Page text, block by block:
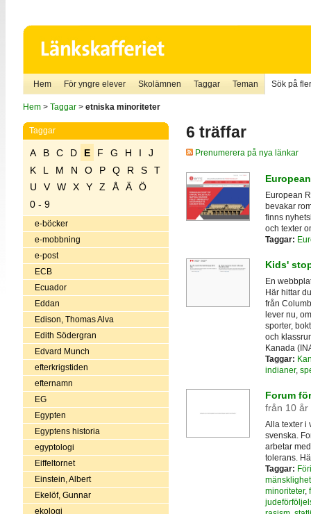
Hem För yngre elever Skolämnen Taggar Teman Sök på
Hem> Taggar> etniska minoriteter
Taggar
A B C D E F G H I
J
K
L M N O P Q R S
T
U
V W X Y Z Å Ä
Ö
0 - 9
e-böcker
e-mobbning
e-post
ECB
Ecuador
Eddan
Edison, Thomas Alva
Edith Södergran
Edvard Munch
efterkrigstiden
efternamn
EG
Egypten
Egyptens historia
egyptologi
Eiffeltornet
Einstein, Albert
Ekelöf, Gunnar
ekologi
6 träffar
Prenumerera på nya länkar
European
bevakar
finns
och texter
Taggar:
Kids'
En
Här hittar
från
lever nu,
sporter,
och
Kanada
Taggar:
indianer,
Forum
från 10 år
Alla texter i
svenska.
arbetar
tolerans.
Taggar:
minoriteter,